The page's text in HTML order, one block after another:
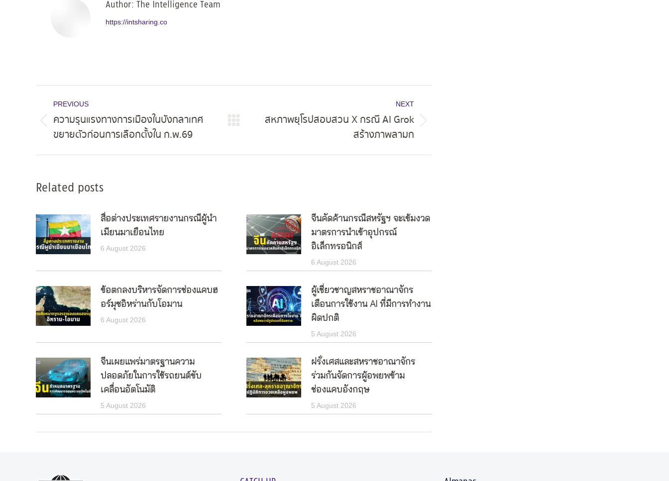
Author: The Intelligence Team
https://intsharing.co
navigation
PREVIOUS
Previous
post:
ความรุนแรงทางการเมืองในบังกลาเทศ
ขยายตัวก่อนการเลือกตั้งใน ก.พ.69
NEXT
สหภาพยุโรปสอบสวน X กรณี AI Grok
สร้างภาพลามก
Related posts
สื่อต่างประเทศรายงานกรณีผู้นำ
เมียนมาเยือนไทย
6 August 2026
จีนคัดค้านกรณีสหรัฐฯ จะเข้มงวด
มาตรการนำเข้าอุปกรณ์
อิเล็กทรอนิกส์
6 August 2026
ข้อตกลงบริหารจัดการช่องแคบฮ
อร์มุซอิหร่านกับโอมาน
6 August 2026
ผู้เชี่ยวชาญสหราชอาณาจักร
เตือนการใช้งาน AI ที่มีการทำงาน
ผิดปกติ
5 August 2026
จีนเผยแพร่มาตรฐานความ
ปลอดภัยในการใช้รถยนต์ขับ
เคลื่อนอัตโนมัติ
5 August 2026
ฝรั่งเศสและสหราชอาณาจักร
ร่วมกันจัดการผู้อพยพข้าม
ช่องแคบอังกฤษ
5 August 2026